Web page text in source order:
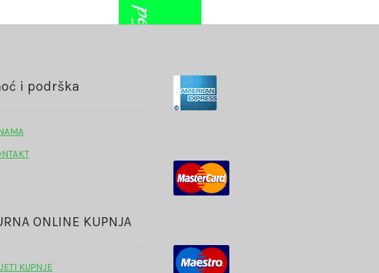
i podrška
ONLINE KUPNJA
KUPNJE